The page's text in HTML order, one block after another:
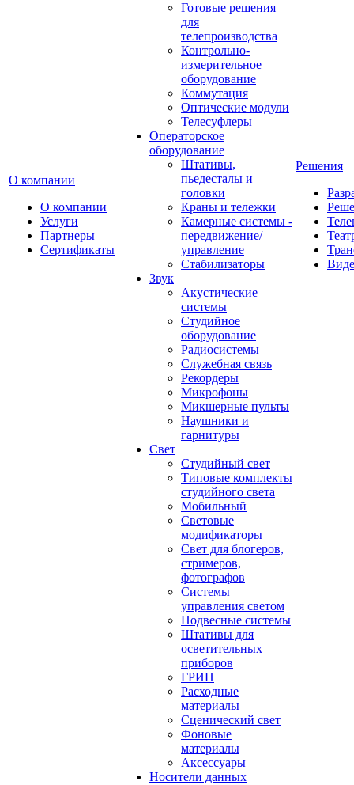
О компании
О компании
Услуги
Партнеры
Сертификаты
Готовые решения
для
телепроизводства
Контрольно-
измерительное
оборудование
Коммутация
Оптические модули
Телесуфлеры
Операторское
оборудование
Штативы,
пьедесталы и
головки
Краны и тележки
Камерные системы -
передвижение/
управление
Стабилизаторы
Звук
Акустические
системы
Студийное
оборудование
Радиосистемы
Служебная связь
Рекордеры
Микрофоны
Микшерные пульты
Наушники и
гарнитуры
Свет
Студийный свет
Типовые комплекты
студийного света
Мобильный
Световые
модификаторы
Свет для блогеров,
стримеров,
фотографов
Системы
управления светом
Подвесные системы
Штативы для
осветительных
приборов
ГРИП
Расходные
материалы
Сценический свет
Фоновые
материалы
Аксессуары
Носители данных
Решения